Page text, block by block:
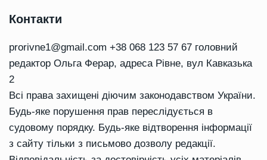
Контакти
prorivne1@gmail.com +38 068 123 57 67 головний
редактор Ольга Ферар, адреса Рівне, вул Кавказька
2
Всі права захищені діючим законодавством України.
Будь-яке порушення прав переслідується в
судовому порядку. Будь-яке відтворення інформації
з сайту тільки з письмово дозволу редакції.